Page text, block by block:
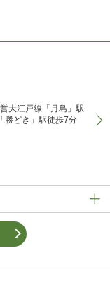
大江戸線「月島」駅
勝どき」駅徒歩7分